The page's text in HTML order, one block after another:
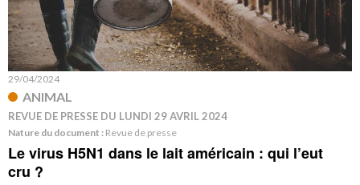
29/04/2024
ANIMAL
REVUE DE PRESSE DU LUNDI 29 AVRIL 2024
Nature du document : Revue de presse
Le virus H5N1 dans le lait américain : qui l’eut
cru ?